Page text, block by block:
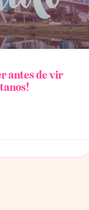
antes de vir